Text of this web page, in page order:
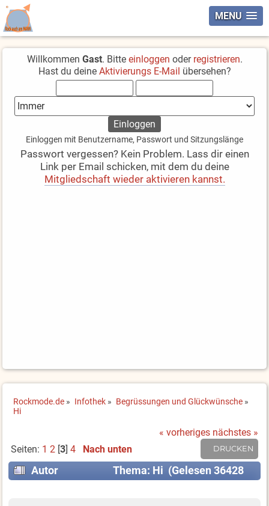
MENU
Willkommen Gast. Bitte einloggen oder registrieren.
Hast du deine Aktivierungs E-Mail übersehen?
Einloggen mit Benutzername, Passwort und Sitzungslänge
Passwort vergessen? Kein Problem. Lass dir einen
Link per Email schicken, mit dem du deine
Mitgliedschaft wieder aktivieren kannst.
Rockmode.de » Infothek » Begrüssungen und Glückwünsche »
Hi
« vorheriges nächstes »
DRUCKEN
Seiten: 1 2[3] 4 Nach unten
Autor
Thema: Hi (Gelesen 36428